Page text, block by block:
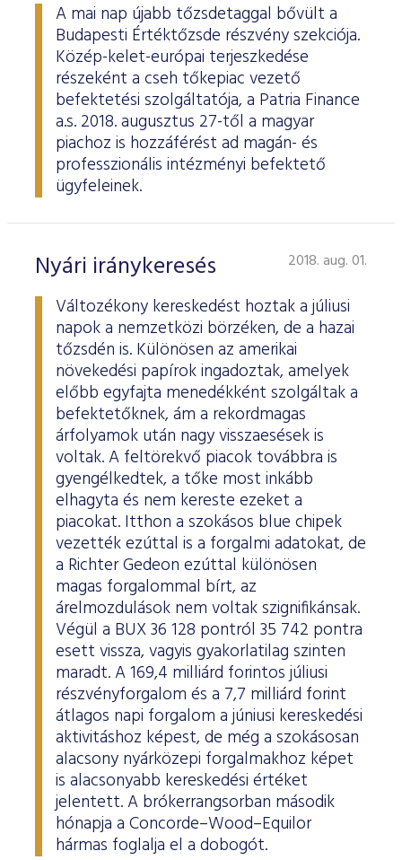
A mai nap újabb tőzsdetaggal bővült a
Budapesti Értéktőzsde részvény szekciója.
Közép-kelet-európai terjeszkedése
részeként a cseh tőkepiac vezető
befektetési szolgáltatója, a Patria Finance
a.s. 2018. augusztus 27-től a magyar
piachoz is hozzáférést ad magán- és
professzionális intézményi befektető
ügyfeleinek.
Nyári iránykeresés 2018. aug. 01.
Változékony kereskedést hoztak a júliusi
napok a nemzetközi börzéken, de a hazai
tőzsdén is. Különösen az amerikai
növekedési papírok ingadoztak, amelyek
előbb egyfajta menedékként szolgáltak a
befektetőknek, ám a rekordmagas
árfolyamok után nagy visszaesések is
voltak. A feltörekvő piacok továbbra is
gyengélkedtek, a tőke most inkább
elhagyta és nem kereste ezeket a
piacokat. Itthon a szokásos blue chipek
vezették ezúttal is a forgalmi adatokat, de
a Richter Gedeon ezúttal különösen
magas forgalommal bírt, az
árelmozdulások nem voltak szignifikánsak.
Végül a BUX 36 128 pontról 35 742 pontra
esett vissza, vagyis gyakorlatilag szinten
maradt. A 169,4 milliárd forintos júliusi
részvényforgalom és a 7,7 milliárd forint
átlagos napi forgalom a júniusi kereskedési
aktivitáshoz képest, de még a szokásosan
alacsony nyárközepi forgalmakhoz képet
is alacsonyabb kereskedési értéket
jelentett. A brókerrangsorban második
hónapja a Concorde–Wood–Equilor
hármas foglalja el a dobogót.